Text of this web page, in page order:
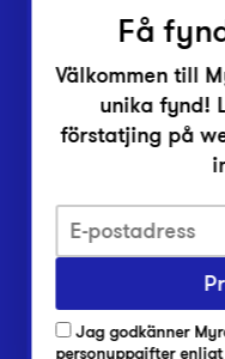
Integritetsskyddspolicy
Har du frågor om
Har du frågor om vår
Få
Välkommen till
unika fynd!
förstatjing på
Jag godkänner
personuppgifter